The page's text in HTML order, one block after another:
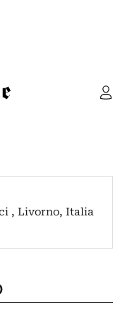
, Livorno, Italia